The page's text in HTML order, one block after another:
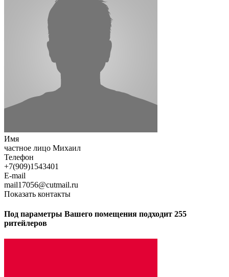
Имя
частное лицо Михаил
Телефон
+7(909)1543401
E-mail
mail17056@cutmail.ru
Показать контакты
Под параметры Вашего помещения подходит 255
ритейлеров